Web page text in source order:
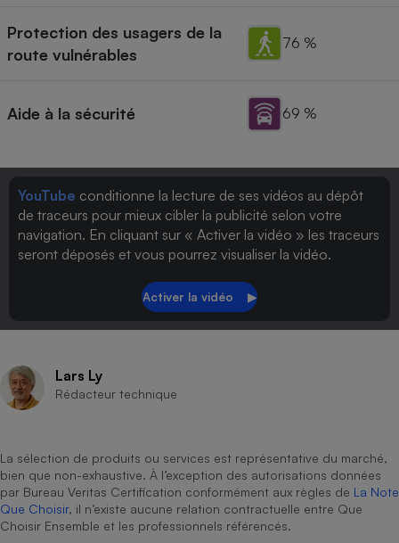
Protection des usagers de la
route vulnérables
76 %
Aide à la sécurité 69 %
YouTube conditionne la lecture de ses vidéos au dépôt
de traceurs pour mieux cibler la publicité selon votre
navigation. En cliquant sur « Activer la vidéo » les traceurs
seront déposés et vous pourrez visualiser la vidéo.
Lars Ly
Rédacteur technique
La sélection de produits ou services est représentative du marché,
bien que non-exhaustive. À l’exception des autorisations données
par Bureau Veritas Certification conformément aux règles de La Note
Que Choisir, il n’existe aucune relation contractuelle entre Que
Choisir Ensemble et les professionnels référencés.